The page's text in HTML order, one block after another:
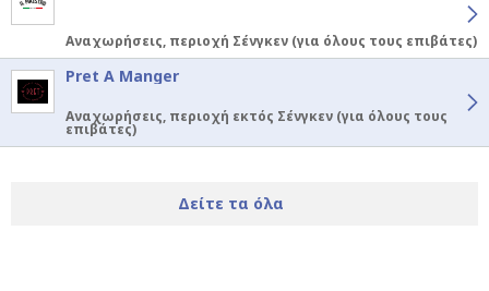
Αναχωρήσεις, περιοχή Σένγκεν (για όλους τους επιβάτες)
Pret A Manger
Αναχωρήσεις, περιοχή εκτός Σένγκεν (για όλους τους
επιβάτες)
Δείτε τα όλα